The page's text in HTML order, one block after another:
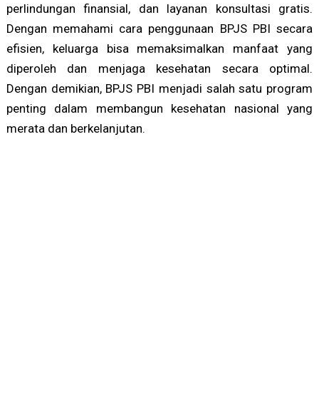
perlindungan finansial, dan layanan konsultasi gratis.
Dengan memahami cara penggunaan BPJS PBI secara
efisien, keluarga bisa memaksimalkan manfaat yang
diperoleh dan menjaga kesehatan secara optimal.
Dengan demikian, BPJS PBI menjadi salah satu program
penting dalam membangun kesehatan nasional yang
merata dan berkelanjutan.